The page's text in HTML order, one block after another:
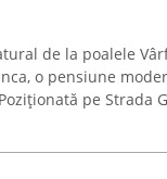
de la poalele
o pensiune
pe Strada